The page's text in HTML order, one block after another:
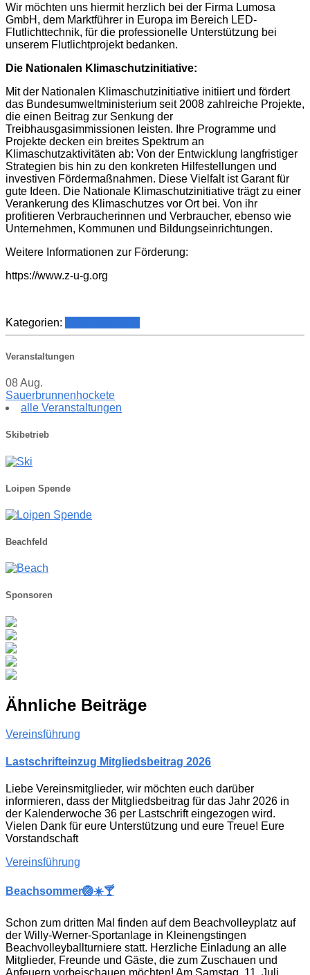
Wir möchten uns hiermit herzlich bei der Firma Lumosa
GmbH, dem Marktführer in Europa im Bereich LED-
Flutlichttechnik, für die professionelle Unterstützung bei
unserem Flutlichtprojekt bedanken.
Die Nationalen Klimaschutzinitiative:
Mit der Nationalen Klimaschutzinitiative initiiert und fördert
das Bundesumweltministerium seit 2008 zahlreiche Projekte,
die einen Beitrag zur Senkung der
Treibhausgasimmissionen leisten. Ihre Programme und
Projekte decken ein breites Spektrum an
Klimaschutzaktivitäten ab: Von der Entwicklung langfristiger
Strategien bis hin zu den konkreten Hilfestellungen und
investiven Fördermaßnahmen. Diese Vielfalt ist Garant für
gute Ideen. Die Nationale Klimaschutzinitiative trägt zu einer
Verankerung des Klimaschutzes vor Ort bei. Von ihr
profitieren Verbraucherinnen und Verbraucher, ebenso wie
Unternehmen, Kommunen und Bildungseinrichtungen.
Weitere Informationen zur Förderung:
https://www.z-u-g.org
Kategorien:
Veranstaltungen
08Aug.
Sauerbrunnenhockete
alle Veranstaltungen
Skibetrieb
Loipen Spende
Beachfeld
Sponsoren
Ähnliche Beiträge
Vereinsführung
Lastschrifteinzug Mitgliedsbeitrag 2026
Liebe Vereinsmitglieder, wir möchten euch darüber
informieren, dass der Mitgliedsbeitrag für das Jahr 2026 in
der Kalenderwoche 36 per Lastschrift eingezogen wird.
Vielen Dank für eure Unterstützung und eure Treue! Eure
Vorstandschaft
Vereinsführung
Beachsommer🏐☀️🍸
Schon zum dritten Mal finden auf dem Beachvolleyplatz auf
der Willy-Werner-Sportanlage in Kleinengstingen
Beachvolleyballturniere statt. Herzliche Einladung an alle
Mitglieder, Freunde und Gäste, die zum Zuschauen und
Anfeuern vorbeischauen möchten! Am Samstag, 11. Juli,